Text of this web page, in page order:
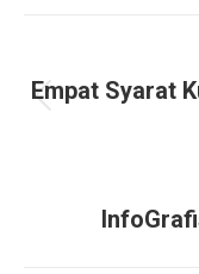
Empat Syarat